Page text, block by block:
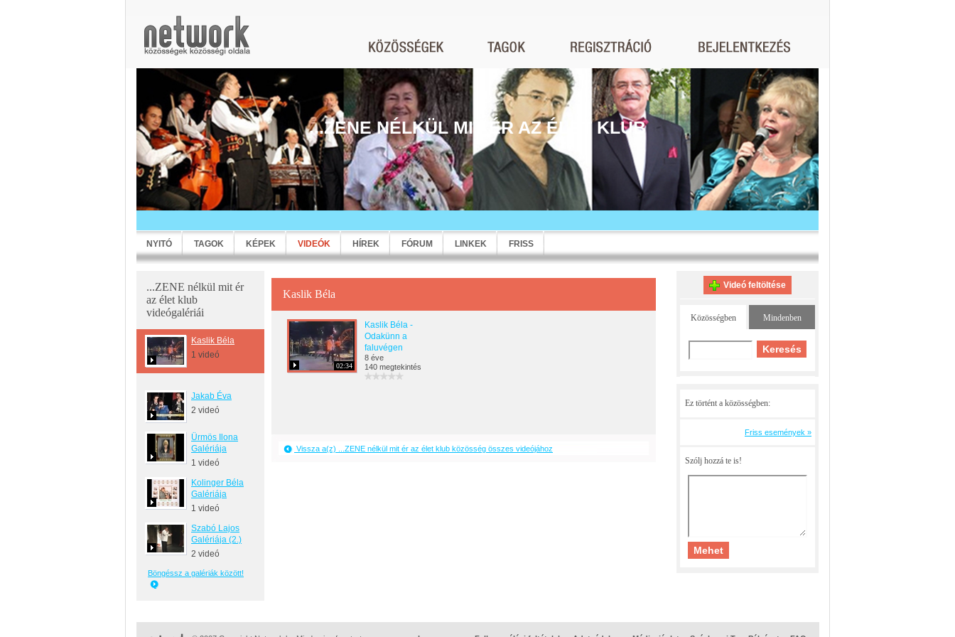
...ZENE NÉLKÜL MIT ÉR AZ ÉLET KLUB
NYITÓ TAGOK KÉPEK VIDEÓK HÍREK FÓRUM LINKEK FRISS
...ZENE nélkül mit ér
az élet klub
videógalériái
Kaslik Béla
1 videó
Jakab Éva
2 videó
Ürmös Ilona
Galériája
1 videó
Kolinger Béla
Galériája
1 videó
Szabó Lajos
Galériája (2.)
2 videó
Böngéssz a galériák között!
Kaslik Béla
02:34
Kaslik Béla -
Odakünn a
faluvégen
8 éve
140 megtekintés
Vissza a(z) ...ZENE nélkül mit ér az élet klub közösség összes videójához
Videó feltöltése
Közösségben Mindenben
Ez történt a közösségben:
Friss események »
Szólj hozzá te is!